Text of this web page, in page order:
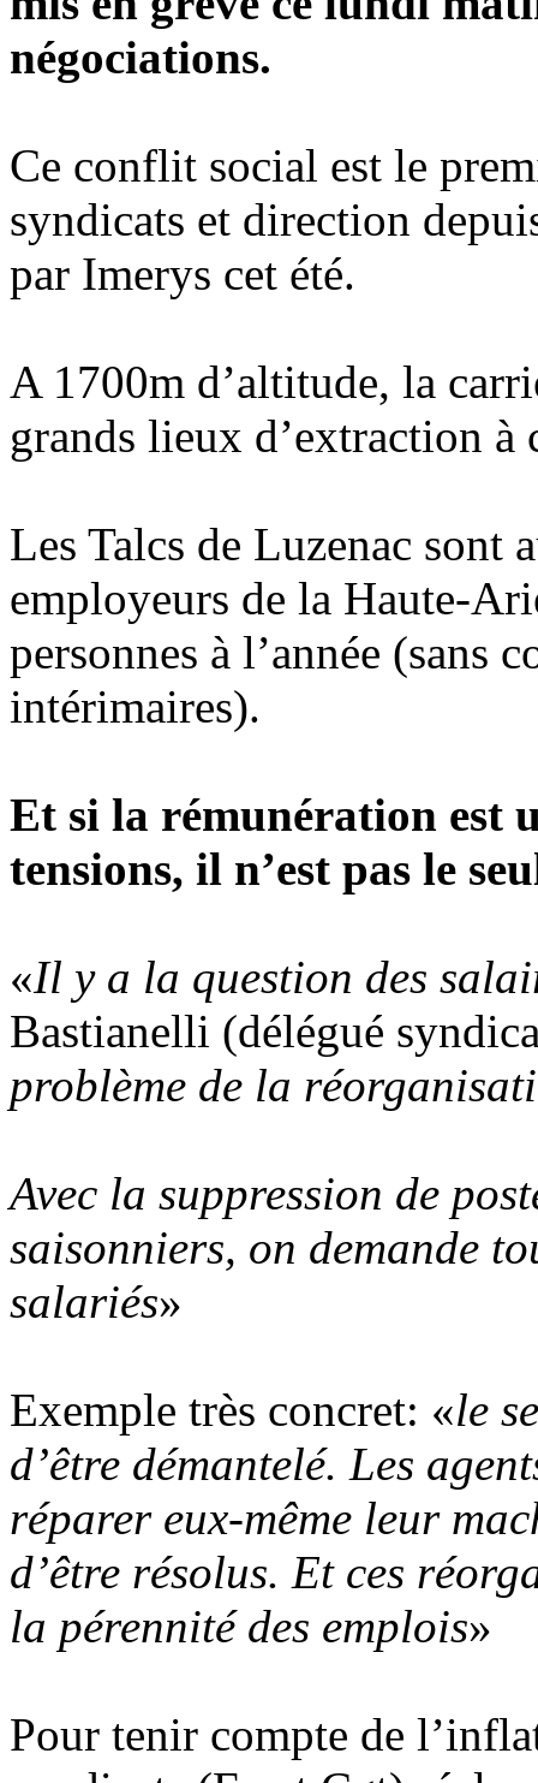
négociations.
Ce conflit social est le
syndicats et direction
par Imerys cet été.
A 1700m d’altitude, la
grands lieux d’extraction
Les Talcs de Luzenac sont
employeurs de la Haute-
personnes à l’année (sans
intérimaires).
Et si la rémunération est
tensions, il n’est pas le
«Il y a la question des
Bastianelli (délégué
problème de la
Avec la suppression de
saisonniers, on demande
salariés»
Exemple très concret: «le
d’être démantelé. Les
réparer eux-même leur
d’être résolus. Et ces
la pérennité des emplois»
Pour tenir compte de